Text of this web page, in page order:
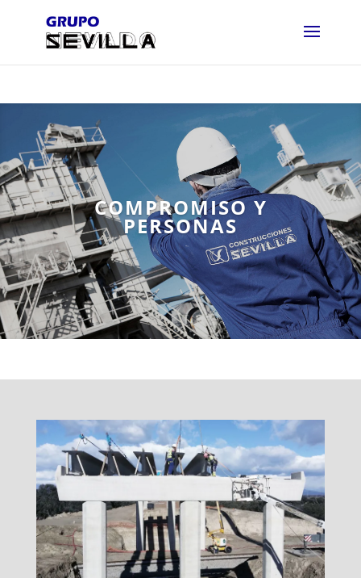
COMPROMISO Y
PERSONAS